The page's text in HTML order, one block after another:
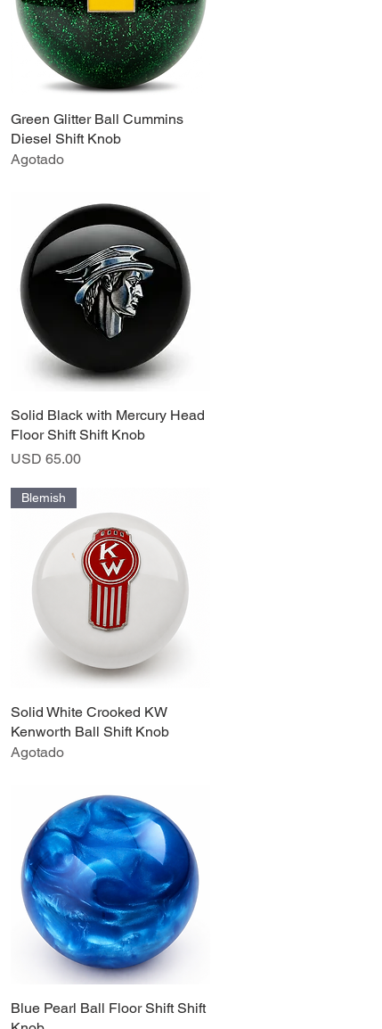
Vista rápida
Green Glitter Ball Cummins
Diesel Shift Knob
Agotado
Vista rápida
Solid Black with Mercury Head
Floor Shift Shift Knob
Precio
USD 65.00
Vista rápida
Blemish
Solid White Crooked KW
Kenworth Ball Shift Knob
Agotado
Vista rápida
Blue Pearl Ball Floor Shift Shift